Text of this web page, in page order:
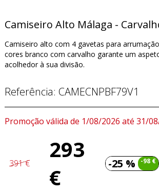
Camiseiro Alto Málaga -
Camiseiro alto com 4 gavetas para
cores branco com carvalho garante um
acolhedor à sua divisão.
Referência: CAMECNPBF79V1
Promoção válida de 1/08/2026 até 31/
391 €
293
€
-25 % -98 €